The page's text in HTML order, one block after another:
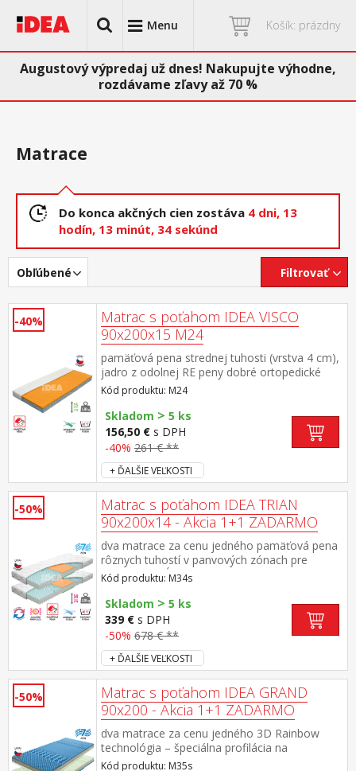
Menu Košík: prázdny
Augustový výpredaj už dnes! Nakupujte výhodne,
rozdávame zľavy až 70 %
Matrace
Do konca akčných cien zostáva 4 dni, 13
hodín, 13 minút, 34 sekúnd
Obľúbené Filtrovať
-40%
Matrac s poťahom IDEA VISCO
90x200x15 M24
pamäťová pena strednej tuhosti (vrstva 4 cm),
jadro z odolnej RE peny dobré ortopedické
vlastností a dlhá životnosť matraca vhodný pre
všetky typy roštov poťah priedušný, vyrobený z
dvoch častí, snímateľný a prateľný do 60 °C
odporúčaná nosnosť do 130 kg
Kód produktu: M24
Skladom > 5 ks
156,50 € s DPH
-40% 261 € **
+ ĎALŠIE VEĽKOSTI
-50%
Matrac s poťahom IDEA TRIAN
90x200x14 - Akcia 1+1 ZADARMO
dva matrace za cenu jedného pamäťová pena
rôznych tuhostí v panvových zónach pre
odľahčenie kĺbom a celému pohybovému
aparátu 7-zónová anatomická masážna
profilácia prináša veľmi jemnú masáž v
priebehu spánku matrac s Visco penou a
systémom rozdielnej tuhosti strán vhodný pre
do 40 °C odporúčaná nosnosť do 120 kg
Kód produktu: M34s
Skladom > 5 ks
339 € s DPH
-50% 678 € **
+ ĎALŠIE VEĽKOSTI
-50%
Matrac s poťahom IDEA GRAND
90x200 - Akcia 1+1 ZADARMO
dva matrace za cenu jedného 3D Rainbow
technológia – špeciálna profilácia na
sendvičovej vrstve z kombinácie Flexifoam
Kód produktu: M35s